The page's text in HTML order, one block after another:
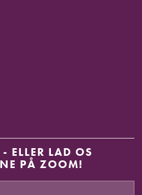
ELLER LAD OS
PÅ ZOOM!